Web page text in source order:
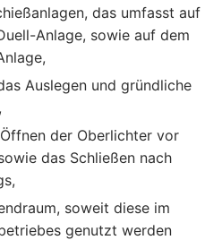
das umfasst auf
Anlage, sowie auf dem
Auslegen und gründliche
der Oberlichter vor
das Schließen nach
soweit diese im
genutzt werden